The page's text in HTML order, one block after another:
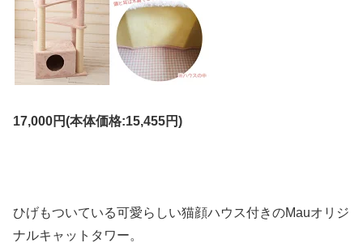
17,000円(本体価格:15,455円)
ひげもついている可愛らしい猫顔ハウス付きのMauオリジ
ナルキャットタワー。